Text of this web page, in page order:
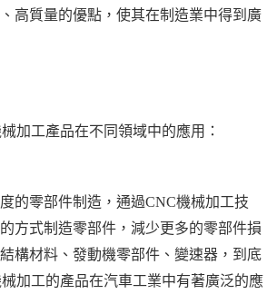
高質量的優點，使其在制造業中得到廣
加工產品在不同領域中的應用：
的零部件制造，通過CNC機械加工技
方式制造零部件，減少更多的零部件損
構材料、發動機零部件、變速器，到底
加工的產品在汽車工業中有著廣泛的應